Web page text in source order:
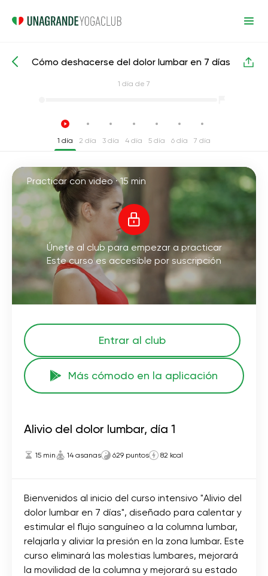
Cursos intensivos de yoga Región lumbar
Cómo deshacerse del dolor lumbar en 7 días
1 día de 7
1 día 2 día 3 día 4 día 5 día 6 día 7 día
Practicar con video ·15 min
Únete al club para empezar a practicar
Este curso es accesible por suscripción
Entrar al club
Más cómodo en la aplicación
Alivio del dolor lumbar, día 1
15 min 14 asanas 629 puntos 82 kcal
Bienvenidos al inicio del curso intensivo "Alivio del
dolor lumbar en 7 días", diseñado para calentar y
estimular el flujo sanguíneo a la columna lumbar,
relajarla y aliviar la presión en la zona lumbar. Este
curso eliminará las molestias lumbares, mejorará
la movilidad de la columna y mejorará su estado